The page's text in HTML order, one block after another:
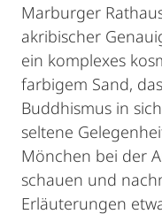
Marburger
akribischer
ein komplexes
farbigem Sand,
Buddhismus in
seltene
Mönchen bei der
schauen und
Erläuterungen